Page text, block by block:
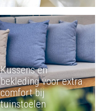
Kussens en
bekleding voor extra
comfort bij
tuinstoelen